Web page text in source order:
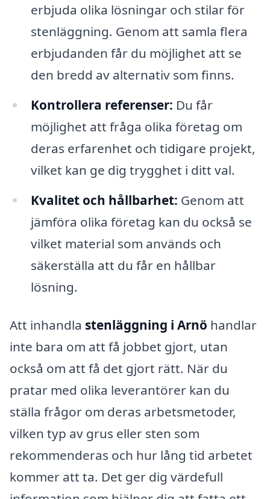
erbjuda olika lösningar och stilar för
stenläggning. Genom att samla flera
erbjudanden får du möjlighet att se
den bredd av alternativ som finns.
Kontrollera referenser: Du får
möjlighet att fråga olika företag om
deras erfarenhet och tidigare projekt,
vilket kan ge dig trygghet i ditt val.
Kvalitet och hållbarhet: Genom att
jämföra olika företag kan du också se
vilket material som används och
säkerställa att du får en hållbar
lösning.
Att inhandla stenläggning i Arnö handlar
inte bara om att få jobbet gjort, utan
också om att få det gjort rätt. När du
pratar med olika leverantörer kan du
ställa frågor om deras arbetsmetoder,
vilken typ av grus eller sten som
rekommenderas och hur lång tid arbetet
kommer att ta. Det ger dig värdefull